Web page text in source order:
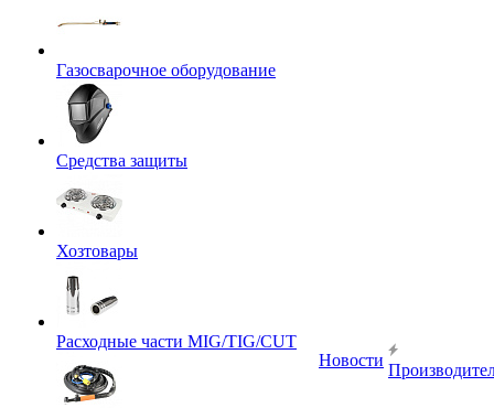
Газосварочное оборудование
Средства защиты
Хозтовары
Расходные части MIG/TIG/CUT
Новости